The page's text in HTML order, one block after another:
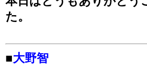
た。
■大野智